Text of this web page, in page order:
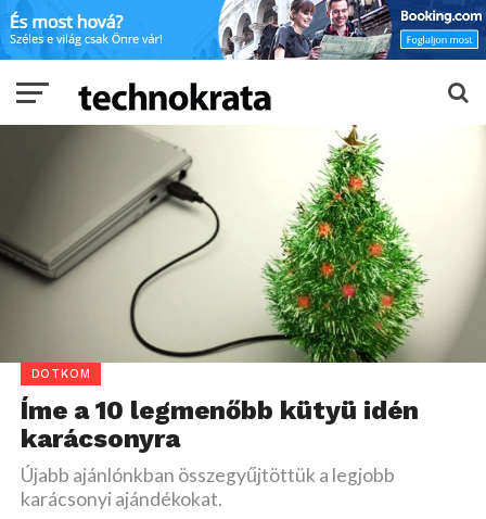
DOTKOM
Íme a 10 legmenőbb kütyü idén
karácsonyra
Újabb ajánlónkban összegyűjtöttük a legjobb
karácsonyi ajándékokat.